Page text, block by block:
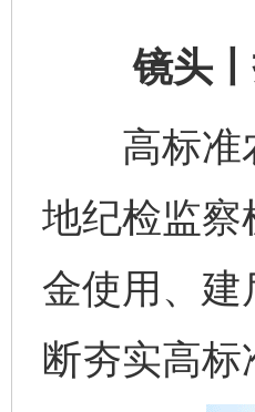
镜头丨
高标准农
地纪检监察
金使用、建
断夯实高